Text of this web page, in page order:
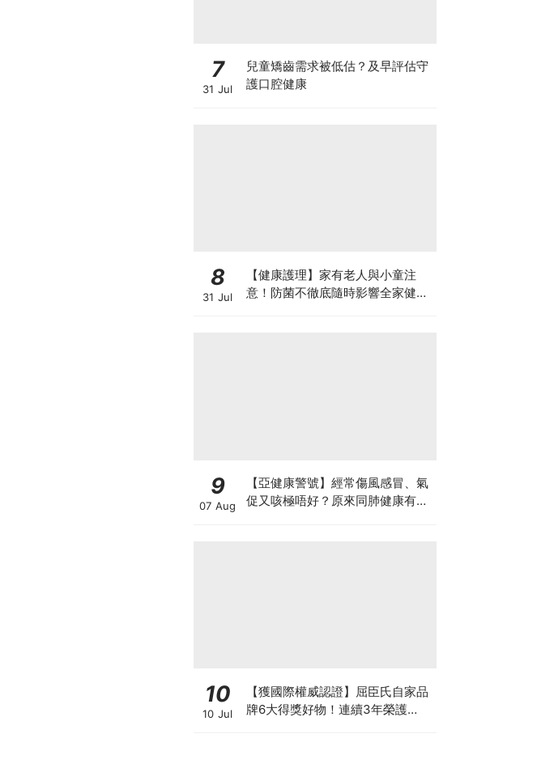
7
31 Jul
兒童矯齒需求被低估？及早評估守
護口腔健康
8
31 Jul
【健康護理】家有老人與小童注
意！防菌不徹底隨時影響全家健康
9
07 Aug
【亞健康警號】經常傷風感冒、氣
促又咳極唔好？原來同肺健康有
10
10 Jul
【獲國際權威認證】屈臣氏自家品
牌6大得獎好物！連續3年榮護